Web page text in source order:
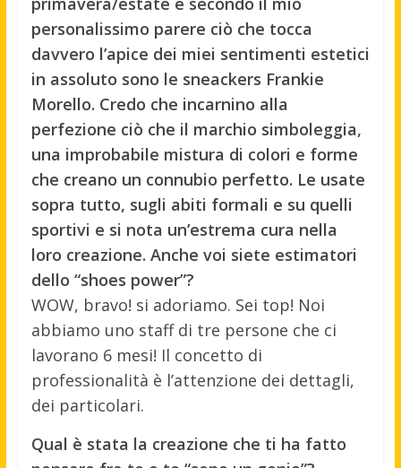
personalissimo parere ciò che tocca
davvero l’apice dei miei sentimenti estetici
in assoluto sono le sneackers Frankie
Morello. Credo che incarnino alla
perfezione ciò che il marchio simboleggia,
una improbabile mistura di colori e forme
che creano un connubio perfetto. Le usate
sopra tutto, sugli abiti formali e su quelli
sportivi e si nota un’estrema cura nella
loro creazione. Anche voi siete estimatori
dello “shoes power”?
WOW, bravo! si adoriamo. Sei top! Noi
abbiamo uno staff di tre persone che ci
lavorano 6 mesi! Il concetto di
professionalità è l’attenzione dei dettagli,
dei particolari.
Qual è stata la creazione che ti ha fatto